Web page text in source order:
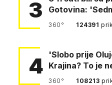
3
Gotovina:
4. gardijska
360° 124391
4
'Slobo prije
Krajina? To je
Tuđmana zvao
360° 108213